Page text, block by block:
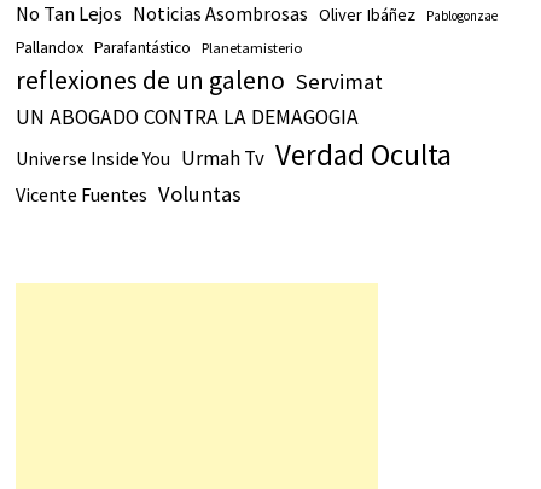
No Tan Lejos Noticias Asombrosas Oliver Ibáñez Pablogonzae
Pallandox Parafantástico Planetamisterio
reflexiones de un galeno Servimat
UN ABOGADO CONTRA LA DEMAGOGIA
Universe Inside You Urmah Tv Verdad Oculta
Vicente Fuentes Voluntas